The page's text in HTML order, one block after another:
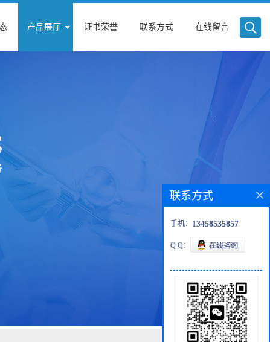
产品展厅 证书荣誉 联系方式 在线留言
联系方式
手机： 13458535857
Q Q：